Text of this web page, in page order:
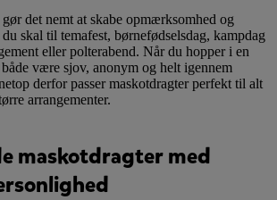
det nemt at skabe opmærksomhed og
skal til temafest, børnefødselsdag, kampdag
eller polterabend. Når du hopper i en
være sjov, anonym og helt igennem
derfor passer maskotdragter perfekt til alt
arrangementer.
maskotdragter med